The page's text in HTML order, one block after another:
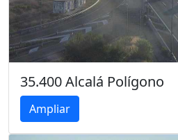
35.400 Alcalá Polígono
Ampliar